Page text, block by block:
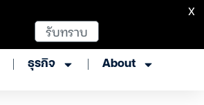
ธุรกิจ About
รับทราบ
X